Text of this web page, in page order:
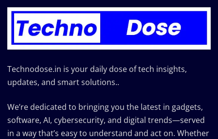
Technodose.in is your daily dose of tech insights,
updates, and smart solutions..
We’re dedicated to bringing you the latest in gadgets,
software, AI, cybersecurity, and digital trends—served
in a way that’s easy to understand and act on. Whether